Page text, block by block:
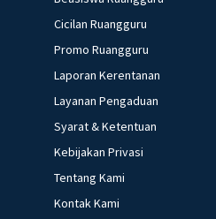
Cicilan Ruangguru
Promo Ruangguru
Laporan Kerentanan
Layanan Pengaduan
Syarat & Ketentuan
Kebijakan Privasi
Tentang Kami
Kontak Kami